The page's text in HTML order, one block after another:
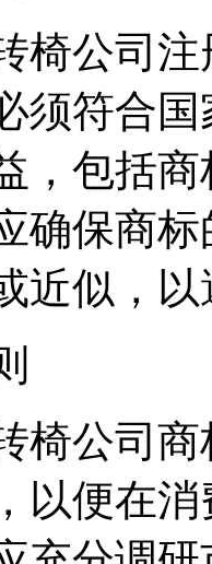
椅公司
须符合
，包括
确保商
近似，
椅公司
以便在